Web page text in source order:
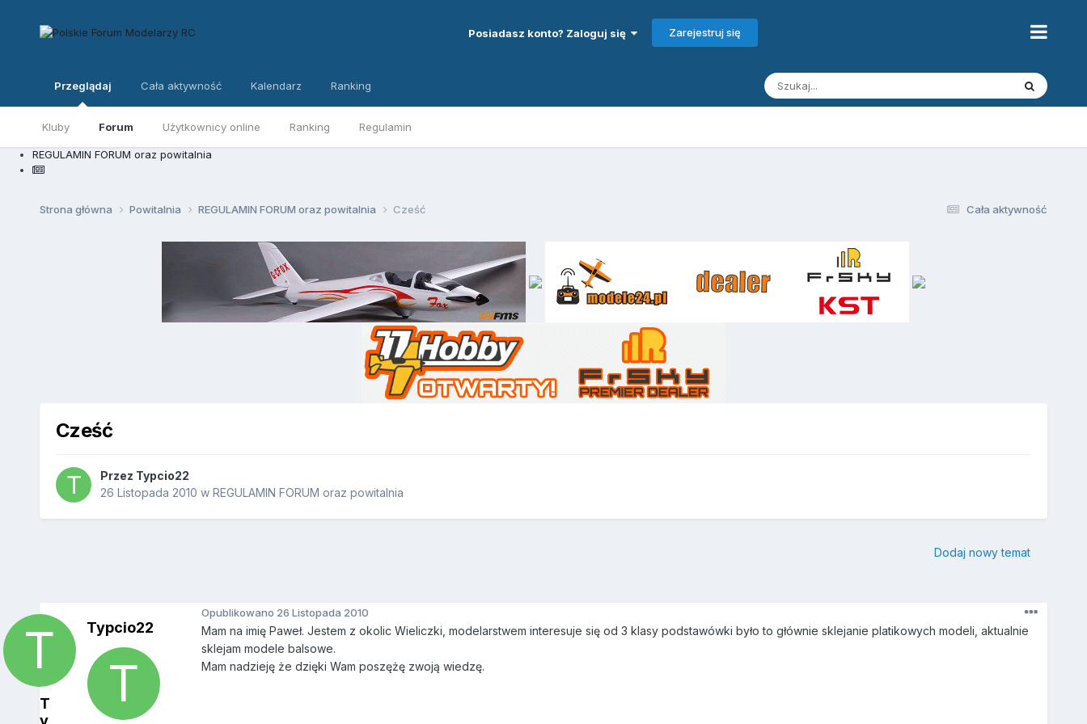
Posiadasz konto? Zaloguj się Zarejestruj się
Przeglądaj
Kluby Forum Użytkownicy online Ranking Regulamin
Cała aktywność Kalendarz Ranking
REGULAMIN FORUM oraz powitalnia
Cała aktywność
Strona główna Powitalnia REGULAMIN FORUM oraz powitalnia Cześć
Cześć
Przez Typcio22
26 Listopada 2010 w REGULAMIN FORUM oraz powitalnia
Dodaj nowy temat
T
y
Typcio22
Opublikowano 26 Listopada 2010
Mam na imię Paweł. Jestem z okolic Wieliczki, modelarstwem interesuje się od 3 klasy podstawówki było to głównie sklejanie platikowych modeli, aktualnie
sklejam modele balsowe.
Mam nadzieję że dzięki Wam poszężę zwoją wiedzę.